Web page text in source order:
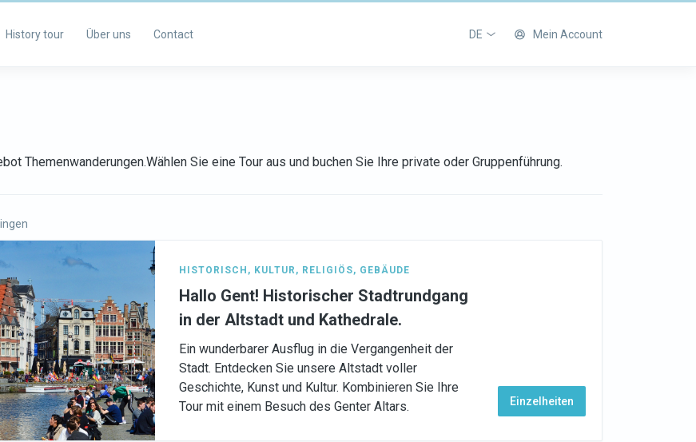
History tour Über uns Contact DE Mein Account
Themenwanderungen.Wählen Sie eine Tour aus und buchen Sie Ihre private oder Gruppenführung.
HISTORISCH , KULTUR , RELIGIÖS, GEBÄUDE
Hallo Gent! Historischer Stadtrundgang
in der Altstadt und Kathedrale.
Ein wunderbarer Ausflug in die Vergangenheit der
Stadt. Entdecken Sie unsere Altstadt voller
Geschichte, Kunst und Kultur. Kombinieren Sie Ihre
Tour mit einem Besuch des Genter Altars.
Einzelheiten